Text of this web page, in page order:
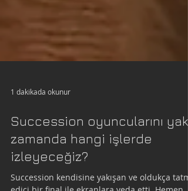
1 dakikada okunur
Succession oyuncularını
zamanda hangi işlerde
izleyeceğiz?